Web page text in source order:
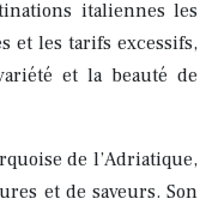
italiennes les
et les tarifs excessifs,
et la beauté de
de l’Adriatique,
et de saveurs. Son